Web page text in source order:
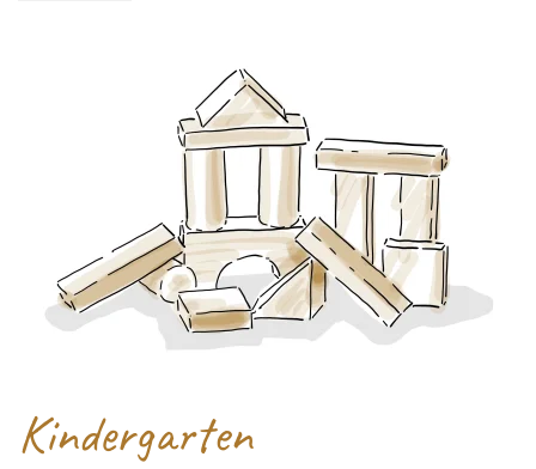
Kindergarten